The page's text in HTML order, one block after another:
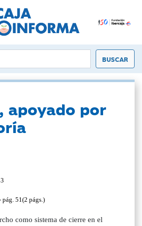
apoyado por
pág. 51(2 págs.)
como sistema de cierre en el